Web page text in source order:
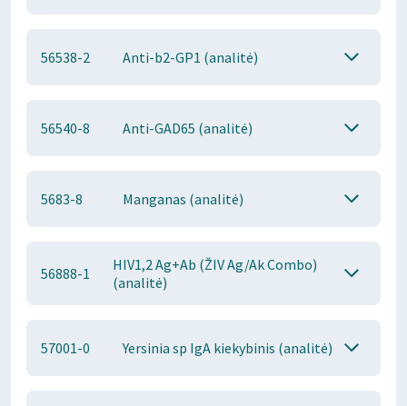
56538-2 Anti-b2-GP1 (analitė)
56540-8 Anti-GAD65 (analitė)
5683-8 Manganas (analitė)
56888-1
HIV1,2 Ag+Ab (ŽIV Ag/Ak Combo)
(analitė)
57001-0 Yersinia sp IgA kiekybinis (analitė)